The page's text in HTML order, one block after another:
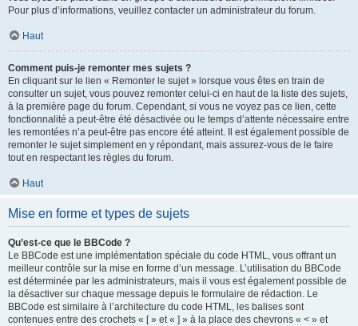
Pour plus d’informations, veuillez contacter un administrateur du forum.
Haut
Comment puis-je remonter mes sujets ?
En cliquant sur le lien « Remonter le sujet » lorsque vous êtes en train de
consulter un sujet, vous pouvez remonter celui-ci en haut de la liste des sujets,
à la première page du forum. Cependant, si vous ne voyez pas ce lien, cette
fonctionnalité a peut-être été désactivée ou le temps d’attente nécessaire entre
les remontées n’a peut-être pas encore été atteint. Il est également possible de
remonter le sujet simplement en y répondant, mais assurez-vous de le faire
tout en respectant les règles du forum.
Haut
Mise en forme et types de sujets
Qu’est-ce que le BBCode ?
Le BBCode est une implémentation spéciale du code HTML, vous offrant un
meilleur contrôle sur la mise en forme d’un message. L’utilisation du BBCode
est déterminée par les administrateurs, mais il vous est également possible de
la désactiver sur chaque message depuis le formulaire de rédaction. Le
BBCode est similaire à l’architecture du code HTML, les balises sont
contenues entre des crochets « [ » et « ] » à la place des chevrons « < » et